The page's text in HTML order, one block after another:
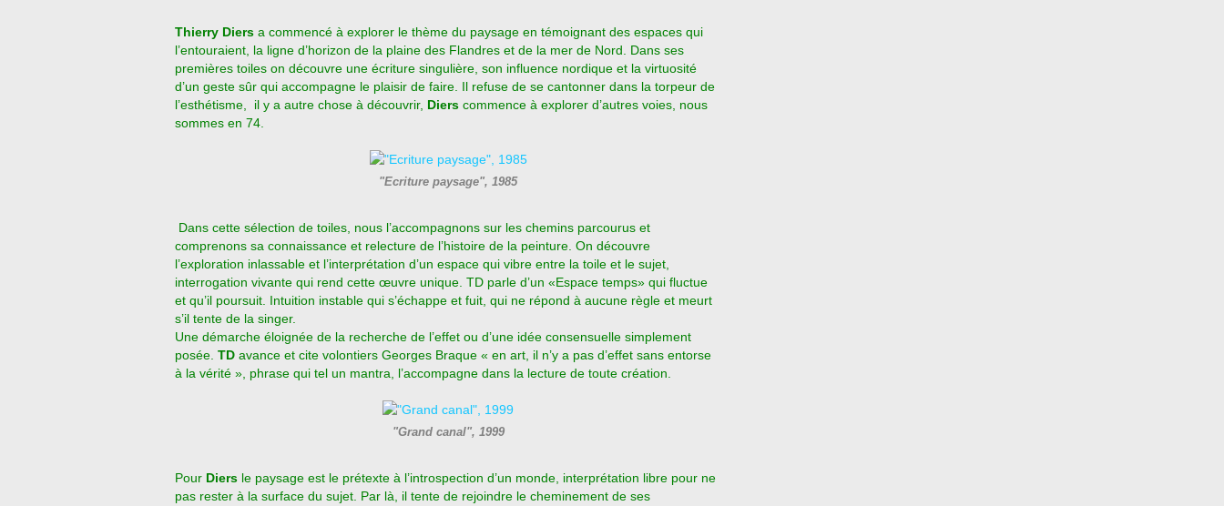
Thierry Diers a commencé à explorer le thème du paysage en témoignant des espaces qui
l’entouraient, la ligne d’horizon de la plaine des Flandres et de la mer de Nord. Dans ses
premières toiles on découvre une écriture singulière, son influence nordique et la virtuosité
d’un geste sûr qui accompagne le plaisir de faire. Il refuse de se cantonner dans la torpeur de
l’esthétisme, il y a autre chose à découvrir, Diers commence à explorer d’autres voies, nous
sommes en 74.
"Ecriture paysage", 1985
Dans cette sélection de toiles, nous l’accompagnons sur les chemins parcourus et
comprenons sa connaissance et relecture de l’histoire de la peinture. On découvre
l’exploration inlassable et l’interprétation d’un espace qui vibre entre la toile et le sujet,
interrogation vivante qui rend cette œuvre unique. TD parle d’un «Espace temps» qui fluctue
et qu’il poursuit. Intuition instable qui s’échappe et fuit, qui ne répond à aucune règle et meurt
s’il tente de la singer.
Une démarche éloignée de la recherche de l’effet ou d’une idée consensuelle simplement
posée. TD avance et cite volontiers Georges Braque « en art, il n’y a pas d’effet sans entorse
à la vérité », phrase qui tel un mantra, l’accompagne dans la lecture de toute création.
"Grand canal", 1999
Pour Diers le paysage est le prétexte à l’introspection d’un monde, interprétation libre pour ne
pas rester à la surface du sujet. Par là, il tente de rejoindre le cheminement de ses